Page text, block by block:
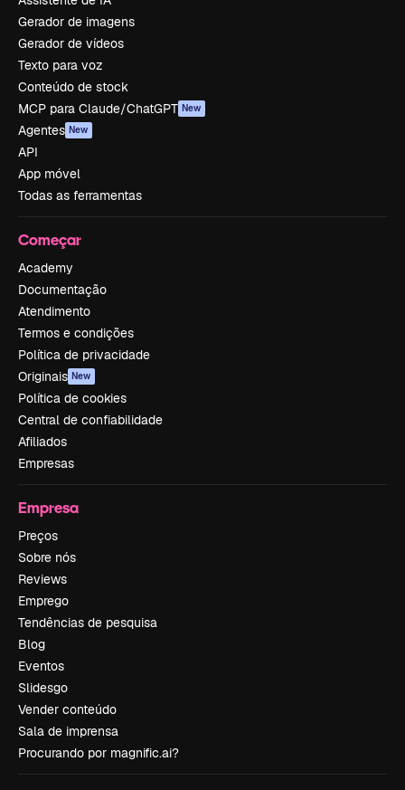
Gerador de imagens
Gerador de vídeos
Texto para voz
Conteúdo de stock
MCP para Claude/ChatGPT New
Agentes New
API
App móvel
Todas as ferramentas
Começar
Academy
Documentação
Atendimento
Termos e condições
Política de privacidade
Originais New
Política de cookies
Central de confiabilidade
Afiliados
Empresas
Empresa
Preços
Sobre nós
Reviews
Emprego
Tendências de pesquisa
Blog
Eventos
Slidesgo
Vender conteúdo
Sala de imprensa
Procurando por magnific.ai?